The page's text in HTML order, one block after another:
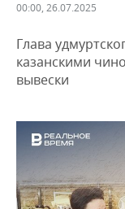
ДЕКЛАРАЦИИ О
КОРОЛИ
КОМУ
ТОРГОВЫЕ
ТАТАРСТАНА
НОВОСТИ
ФИНАНСЫ
БЮДЖЕТ
ИНВЕСТИЦИИ
НОВОСТИ
АГРОПРОМ
НЕФТЕХИМИЯ
НЕДВИЖИМОСТЬ
НОВОСТИ АВТО
БИЗНЕС
НОВОСТИ
ТЕХНОЛОГИИ
00:00, 26.07.2025
Глава
казанскими
вывески